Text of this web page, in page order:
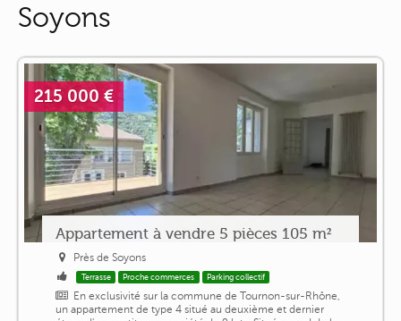
Soyons
215 000 €
Appartement à vendre 5 pièces 105 m²
Près de Soyons
Terrasse Proche commerces Parking collectif
En exclusivité sur la commune de Tournon-sur-Rhône,
un appartement de type 4 situé au deuxième et dernier